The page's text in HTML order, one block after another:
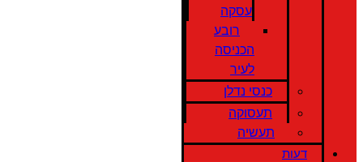
עסקה
רובע
הכניסה
לעיר
כנסי נדלן
תעסוקה
תעשיה
דעות